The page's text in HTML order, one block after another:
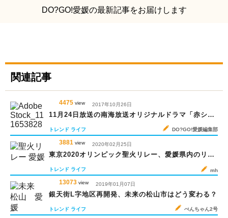
DO?GO!愛媛の最新記事をお届けします
関連記事
4475 view 2017年10月26日
11月24日放送の南海放送オリジナルドラマ「赤シャ
トレンド ライフ DO?GO!愛媛編集部
3881 view 2020年02月25日
東京2020オリンピック聖火リレー、愛媛県内のリレ
トレンド ライフ mh
13073 view 2019年01月07日
銀天街L字地区再開発、未来の松山市はどう変わる？
トレンド ライフ ぺんちゃん2号